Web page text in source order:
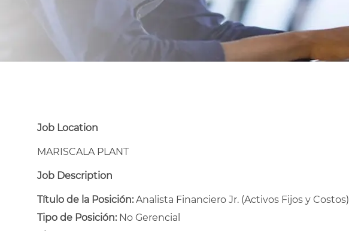
Job Location
MARISCALA PLANT
Job Description
Título de la Posición:Analista Financiero Jr. (Activos Fijos y Costos)
Tipo de Posición:No Gerencial